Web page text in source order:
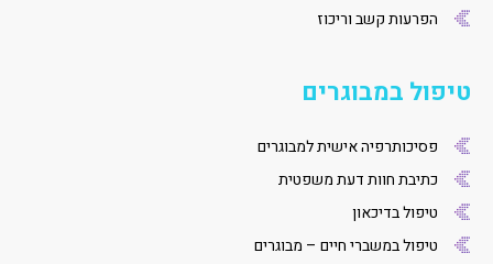
הפרעות קשב וריכוז
טיפול במבוגרים
פסיכותרפיה אישית למבוגרים
כתיבת חוות דעת משפטית
טיפול בדיכאון
טיפול במשברי חיים – מבוגרים